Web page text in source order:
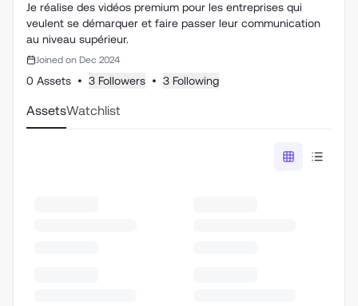
Je réalise des vidéos premium pour les entreprises qui
veulent se démarquer et faire passer leur communication
au niveau supérieur.
Joined on Dec 2024
0 Assets • 3 Followers • 3 Following
AssetsWatchlist